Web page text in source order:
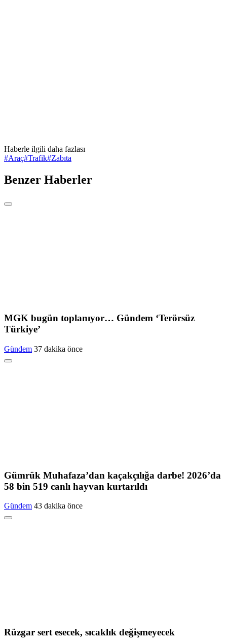
Haberle ilgili daha fazlası
#Araç#Trafik#Zabıta
Benzer Haberler
MGK bugün toplanıyor… Gündem ‘Terörsüz
Türkiye’
Gündem 37 dakika önce
Gümrük Muhafaza’dan kaçakçılığa darbe! 2026’da
58 bin 519 canlı hayvan kurtarıldı
Gündem 43 dakika önce
Rüzgar sert esecek, sıcaklık değişmeyecek